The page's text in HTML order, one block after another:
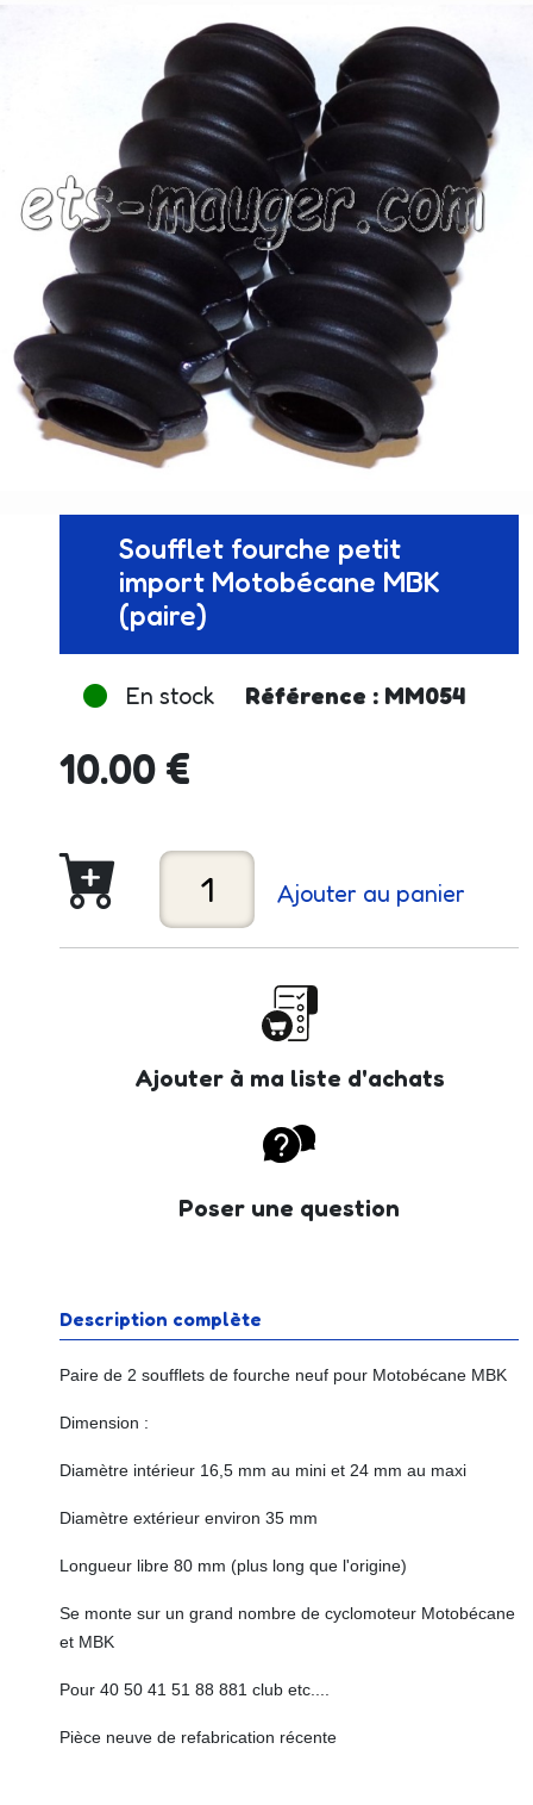
Soufflet fourche petit
import Motobécane MBK
(paire)
En stock Référence : MM054
10.00 €
Ajouter au panier
Ajouter à ma liste d'achats
Poser une question
Description complète
Paire de 2 soufflets de fourche neuf pour Motobécane MBK
Dimension :
Diamètre intérieur 16,5 mm au mini et 24 mm au maxi
Diamètre extérieur environ 35 mm
Longueur libre 80 mm (plus long que l'origine)
Se monte sur un grand nombre de cyclomoteur Motobécane
et MBK
Pour 40 50 41 51 88 881 club etc....
Pièce neuve de refabrication récente